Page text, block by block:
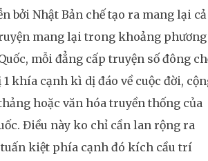
bởi Nhật Bản chế tạo ra mang lại cả
mang lại trong khoảng phương
mỗi đẳng cấp truyện số đông
1 khía cạnh kì dị đáo về cuộc đời,
hoặc văn hóa truyền thống của
Điều này ko chỉ cần lan rộng ra
kiệt phía cạnh đó kích cầu trí